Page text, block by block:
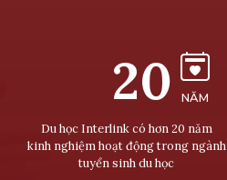
20 NĂM
Du học Interlink có hơn 20 năm
kinh nghiệm hoạt động trong ngành
tuyển sinh du học